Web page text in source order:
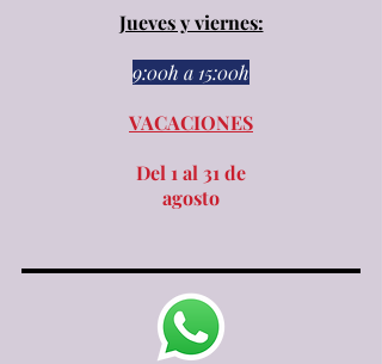
Jueves y viernes:
9:00h a 15:00h​​
VACACIONES
Del 1 al 31 de
agosto